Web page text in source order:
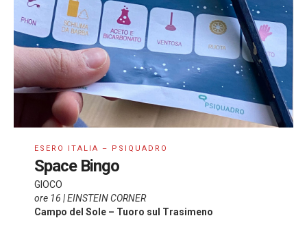
ESERO ITALIA – PSIQUADRO
Space Bingo
GIOCO
ore 16 | EINSTEIN CORNER
Campo del Sole – Tuoro sul Trasimeno